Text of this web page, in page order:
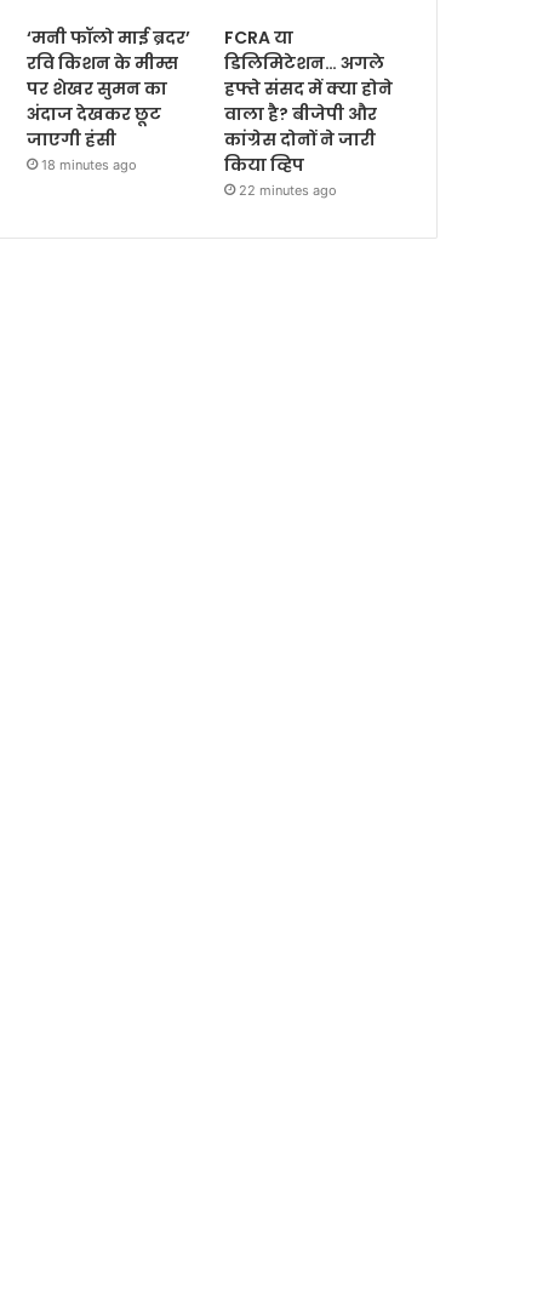
‘मनी फॉलो माई ब्रदर’
रवि किशन के मीम्स
पर शेखर सुमन का
अंदाज देखकर छूट
जाएगी हंसी
18 minutes ago
FCRA या
डिलिमिटेशन… अगले
हफ्ते संसद में क्या होने
वाला है? बीजेपी और
कांग्रेस दोनों ने जारी
किया व्हिप
22 minutes ago